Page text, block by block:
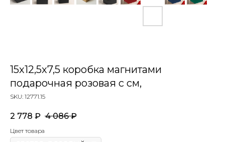
15х12,5х7,5 коробка магнитами
подарочная розовая с см,
SKU: 12771.15
2 778 ₽ 4 086 ₽
Цвет товара